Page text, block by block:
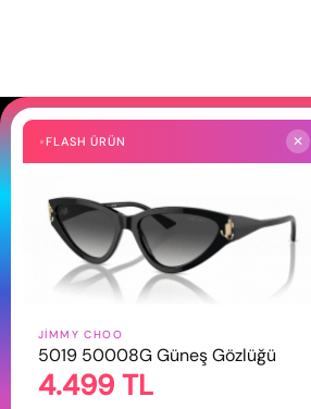
Size Özel
Hemen Kayıt Ol Fırsatlardan Önce
Üyelik koşullarınıvekişisel verilerimin
HAKKIMIZDA
Hakkımızda
Gizlilik Politikası
FLASH ÜRÜN ✕
JIMMY CHOO
5019 50008G Güneş Gözlüğü
4.499 TL